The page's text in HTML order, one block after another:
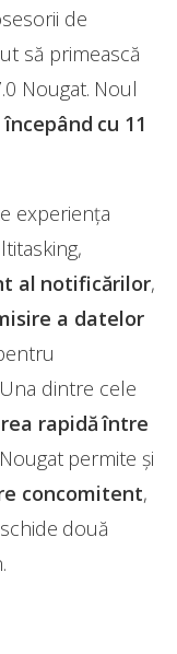
de
să primească
Nougat. Noul
începând cu 11
experiența
al notificărilor,
a datelor
Una dintre cele
rapidă între
permite și
concomitent,
două